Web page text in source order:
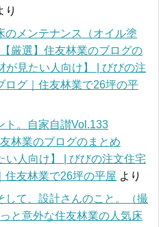
り
のメンテナンス（オイル塗
【厳選】住友林業のブログの
が見たい人向け】 | びびの注
ログ｜住友林業で26坪の平
ト。自家自讃Vol.133
友林業のブログのまとめ
い人向け】 | びびの注文住宅
住友林業で26坪の平屋 より
して、設計さんのこと。（撮
と意外な住友林業の人気床